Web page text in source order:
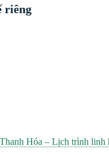
riêng
Hóa – Lịch trình linh